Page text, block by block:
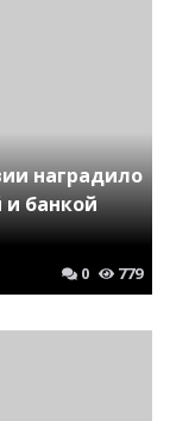
наградило
банкой
0 779